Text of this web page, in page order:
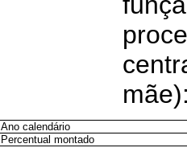
Ano calendário
Percentual montado